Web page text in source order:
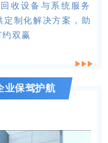
收设备与系统服务
定制化解决方案，助
双赢
业保驾护航